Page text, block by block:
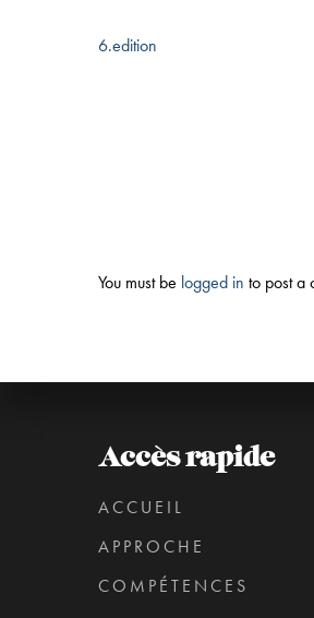
6.edition
You must be logged in to post a
Accès rapide
ACCUEIL
APPROCHE
COMPÉTENCES